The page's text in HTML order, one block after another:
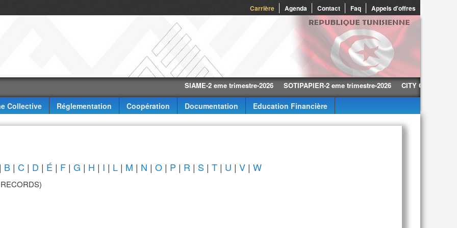
Carrière Agenda Contact Faq Appels d'offres
SIAME-2 eme trimestre-2026 SOTIPAPIER-2 eme trimestre-2026 CITY CARS-2 eme
Collective Réglementation Coopération Documentation
Education Financière
| B | C | D | É | F | G | H | I | L | M | N | O | P | R | S | T | U | V | W